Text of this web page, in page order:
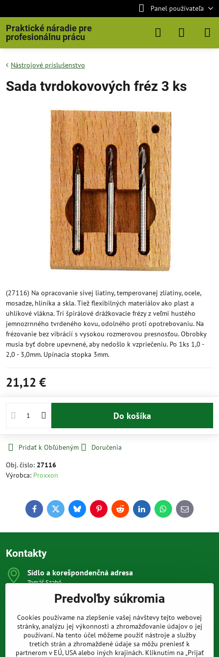
Panel používateľa
Praktické náradie pre
profesionálnu prácu
Nástrojové príslušenstvo
Sada tvrdokovových fréz 3 ks
(27116) Na opracovanie sivej liatiny, temperovanej zliatiny, ocele,
mosadze, hliníka a skla. Tiež flexibilných materiálov ako plast a
uhlíkové vlákna. Tri špirálové drážkovacie frézy z veľmi hustého
jemnozrnného tvrdeného kovu, odolného proti opotrebovaniu. Na
frézovanie bez vibrácií s vysokou rozmerovou presnosťou. Obrobky
musia byť dobre upevnené, aby nedošlo k vzpriečeniu. Po 1ks 1,0 -
2,0 - 3,0mm. Upínacia stopka 3mm.
21,12 €
Do košíka
Pridať k Obľúbeným
Doručenia
Obj. číslo: 27116
Výrobca: Proxxon
FacebookTwitterBlueskyPinterestReddit LinkedInWhatsApp
E-
mail
Kontakty
Sídlo a korešpondenčná adresa
Tomáš Szabó
851 03 Bratislava
Sme internetový obchod, nemáme kamennú predajňu.
0903 709 305
(08:00 - 20:00 vrátane víkendov a sviatkov)
info​@prakticke-naradie​.sk
Predvoľby súkromia
Cookies používame na zlepšenie vašej návštevy tejto webovej
stránky, analýzu jej výkonnosti a zhromažďovanie údajov o jej
používaní. Na tento účel môžeme použiť nástroje a služby
tretích strán a zhromaždené údaje sa môžu preniesť k
partnerom v EÚ, USA alebo iných krajinách. Kliknutím na „Prijať